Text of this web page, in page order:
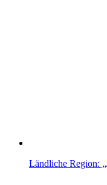
Ländliche Region: